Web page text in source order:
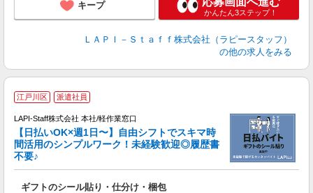
キープ
かんたん3ステップ！
ＬＡＰＩ－Ｓｔａｆｆ株式会社（ラピースタッフ）
の他の求人をみる
江戸川区 派遣社員
LAPI-Staff株式会社 本社/軽作業窓口
【日払いOK×週1日〜】自由シフトでスキマ時
間活用のシンプルワーク！未経験歓迎◎履歴書
不要♪
ギフトのシール貼り・仕分け・梱包